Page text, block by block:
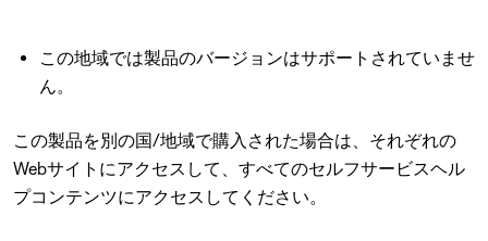
この地域では製品のバージョンはサポートされていませ
ん。
この製品を別の国/地域で購入された場合は、それぞれの
Webサイトにアクセスして、すべてのセルフサービスヘル
プコンテンツにアクセスしてください。